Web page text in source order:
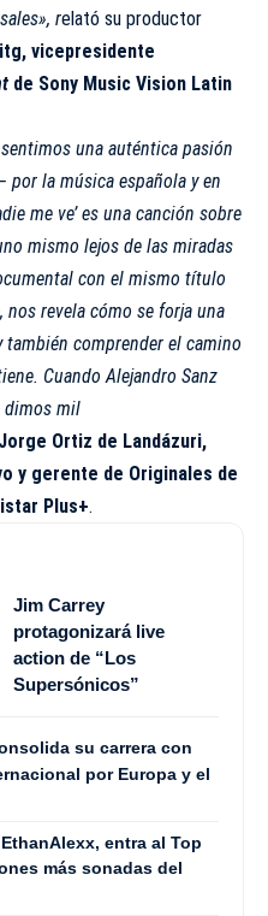
relató su productor
vicepresidente
de Sony Music Vision Latin
una auténtica pasión
por la música española y en
me ve’ es una canción sobre
mismo lejos de las miradas
con el mismo título
nos revela cómo se forja una
comprender el camino
Cuando Alejandro Sanz
dimos mil
Jorge Ortiz de Landázuri,
y gerente de Originales de
Plus+.
Jim Carrey
protagonizará live
action de “Los
Supersónicos”
su carrera con
por Europa y el
entra al Top
más sonadas del